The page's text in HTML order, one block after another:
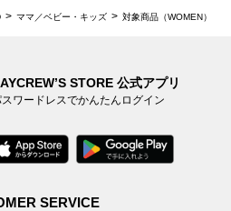
ママ／ベビー・キッズ 対象商品（WOMEN）
STORE 公式アプリ
ワードレスでかんたんログイン
SERVICE